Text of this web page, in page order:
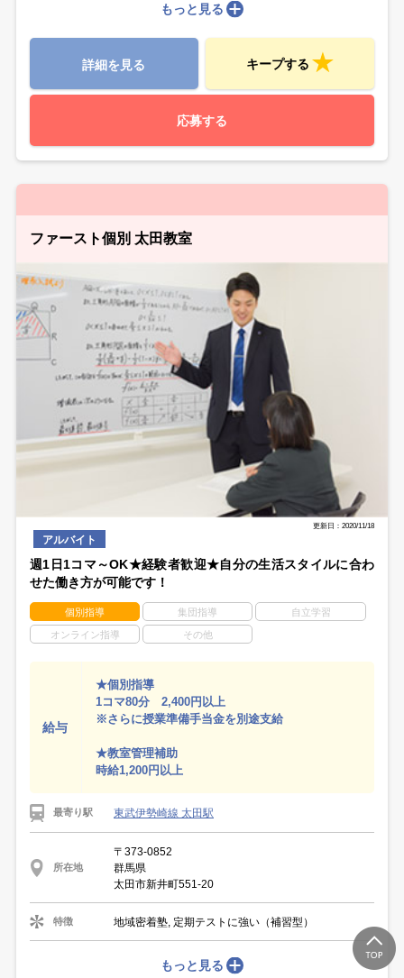
もっと見る
詳細を見る キープする
応募する
ファースト個別 太田教室
更新日：2020/11/18
アルバイト
週1日1コマ～OK★経験者歓迎★自分の生活スタイルに合わ
せた働き方が可能です！
個別指導 集団指導 自立学習
オンライン指導 その他
給与
★個別指導
1コマ80分 2,400円以上
※さらに授業準備手当金を別途支給
★教室管理補助
時給1,200円以上
最寄り駅 東武伊勢崎線 太田駅
所在地
〒373-0852
群馬県
太田市新井町551-20
特徴 地域密着塾, 定期テストに強い（補習型）
もっと見る